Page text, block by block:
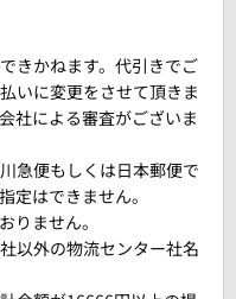
きかねます。代引きでご
いに変更をさせて頂きま
社による審査がございま
急便もしくは日本郵便で
定はできません。
りません。
以外の物流センター社名